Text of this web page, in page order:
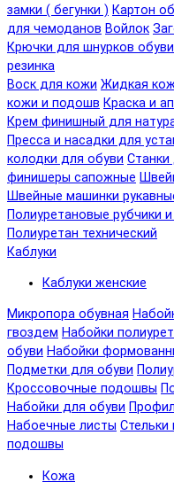
замки ( бегунки ) Картон
для чемоданов Войлок
Крючки для шнурков обуви
резинка
Воск для кожи Жидкая
кожи и подошв Краска и
Крем финишный для
Пресса и насадки для
колодки для обуви Станки
финишеры сапожные
Швейные машинки
Полиуретановые рубчики
Полиуретан технический
Каблуки
Каблуки женские
Микропора обувная
гвоздем Набойки
обуви Набойки
Подметки для обуви
Кроссовочные подошвы
Набойки для обуви
Набоечные листы Стельки
подошвы
Кожа